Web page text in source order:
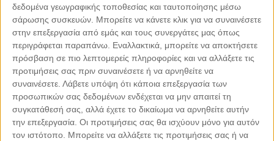
δεδομένα γεωγραφικής τοποθεσίας και ταυτοποίησης μέσω
σάρωσης συσκευών. Μπορείτε να κάνετε κλικ για να συναινέσετε
στην επεξεργασία από εμάς και τους συνεργάτες μας όπως
περιγράφεται παραπάνω. Εναλλακτικά, μπορείτε να αποκτήσετε
πρόσβαση σε πιο λεπτομερείς πληροφορίες και να αλλάξετε τις
προτιμήσεις σας πριν συναινέσετε ή να αρνηθείτε να
συναινέσετε. Λάβετε υπόψη ότι κάποια επεξεργασία των
προσωπικών σας δεδομένων ενδέχεται να μην απαιτεί τη
συγκατάθεσή σας, αλλά έχετε το δικαίωμα να αρνηθείτε αυτήν
την επεξεργασία. Οι προτιμήσεις σας θα ισχύουν μόνο για αυτόν
τον ιστότοπο. Μπορείτε να αλλάξετε τις προτιμήσεις σας ή να
Leaflet | © OpenStreetMap contributors
ΜΕ ΤΗΝ ΥΠΟΣΤΗΡΙΞΗ